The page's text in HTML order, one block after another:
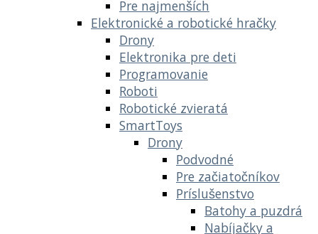
Pre najmenších
Elektronické a robotické hračky
Drony
Elektronika pre deti
Programovanie
Roboti
Robotické zvieratá
SmartToys
Drony
Podvodné
Pre začiatočníkov
Príslušenstvo
Batohy a puzdrá
Nabíjačky a